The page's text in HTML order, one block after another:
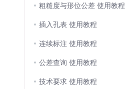
粗糙度与形位公差 使用教程
插入孔表 使用教程
连续标注 使用教程
公差查询 使用教程
技术要求 使用教程